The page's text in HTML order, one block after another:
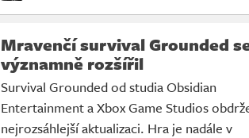
Mravenčí survival Grounded
významně rozšířil
Survival Grounded od studia Obsidian
Entertainment a Xbox Game Studios
nejrozsáhlejší aktualizaci. Hra je nadále v